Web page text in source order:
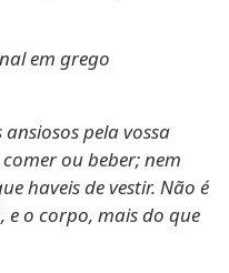
em grego
pela vossa
ou beber; nem
haveis de vestir. Não é
e o corpo, mais do que